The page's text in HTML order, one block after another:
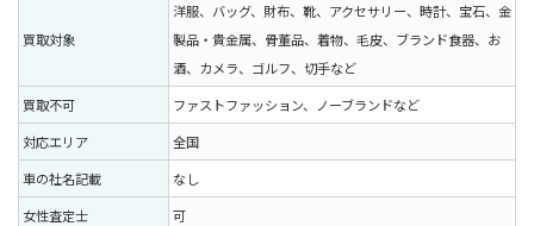
買取対象
洋服、バッグ、財布、靴、アクセサリー、時計、宝石、金
製品・貴金属、骨董品、着物、毛皮、ブランド食器、お
酒、カメラ、ゴルフ、切手など
買取不可
ファストファッション、ノーブランドなど
対応エリア
全国
車の社名記載
なし
女性査定士
可